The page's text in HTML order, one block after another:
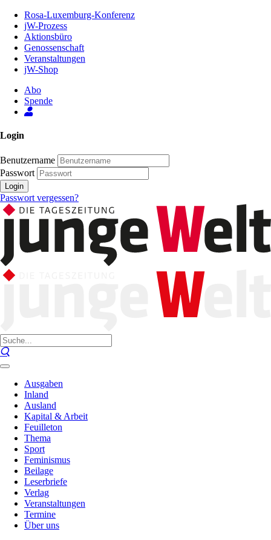
Inhalt
Seite
Rosa-Luxemburg-Konferenz
jW-Prozess
Aktionsbüro
Genossenschaft
Veranstaltungen
jW-Shop
Abo
Spende
Login
Benutzername
Passwort
Login
Passwort vergessen?
Ausgaben
Inland
Ausland
Kapital & Arbeit
Feuilleton
Thema
Sport
Feminismus
Beilage
Leserbriefe
Verlag
Veranstaltungen
Termine
Über uns